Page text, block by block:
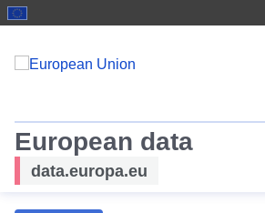
European data
data.europa.eu